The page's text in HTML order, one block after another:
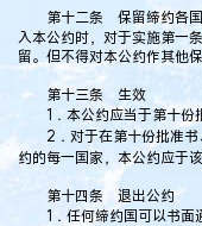
第十二条 保留缔约各国
入本公约时，对于实施第一
留。但不得对本公约作其他保
第十三条 生效
1．本公约应当于第十份
2．对于在第十份批准书
约的每一国家，本公约应于
第十四条 退出公约
1．任何缔约国可以书面